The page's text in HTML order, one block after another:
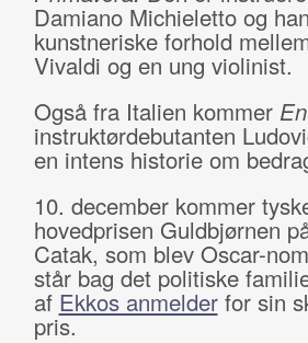
Damiano Michieletto og
kunstneriske forhold
Vivaldi og en ung violinist.
Også fra Italien kommer
instruktørdebutanten
en intens historie om
10. december kommer
hovedprisen Guldbjørnen
Catak, som blev Oscar-
står bag det politiske
af Ekkos anmelderfor sin
pris.